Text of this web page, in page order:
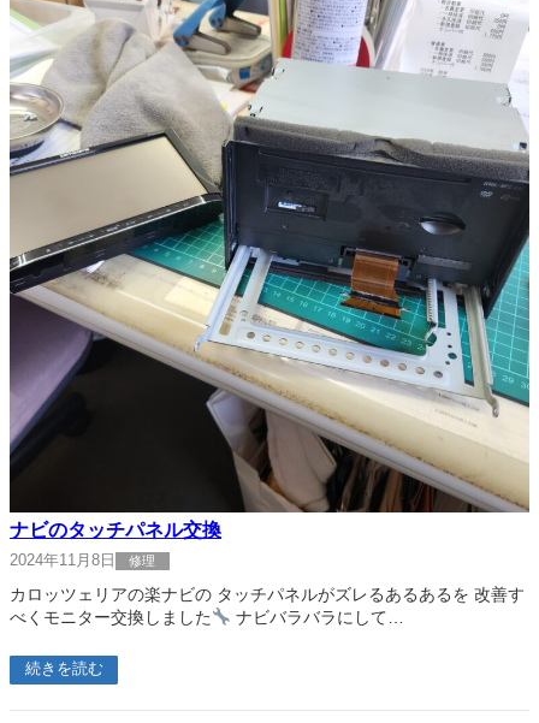
ナビのタッチパネル交換
2024年11月8日 修理
カロッツェリアの楽ナビの タッチパネルがズレるあるあるを 改善す
べくモニター交換しました
ナビバラバラにして…
続きを読む